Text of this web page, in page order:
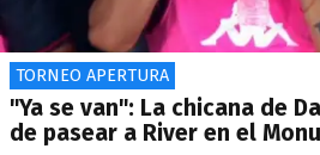
TORNEO APERTURA
"Ya se van": La chicana de
de pasear a River en el